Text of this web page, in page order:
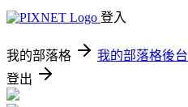
登入
我的部落格 我的部落格後台
登出